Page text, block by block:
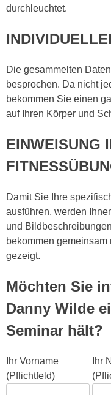
durchleuchtet.
Die gesammelten
besprochen. Da nicht
bekommen Sie einen
auf Ihren Körper und
EINWEISUNG
Damit Sie Ihre
ausführen, werden
und
bekommen
gezeigt.
Möchten Sie
Danny Wilde
Seminar hält?
Ihr Vorname
(Pflichtfeld)
Ihr